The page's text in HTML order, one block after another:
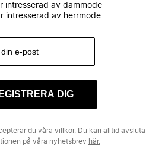
intresserad av dammode
intresserad av herrmode
DIG
du våra villkor. Du kan alltid avsluta
på våra nyhetsbrev här.